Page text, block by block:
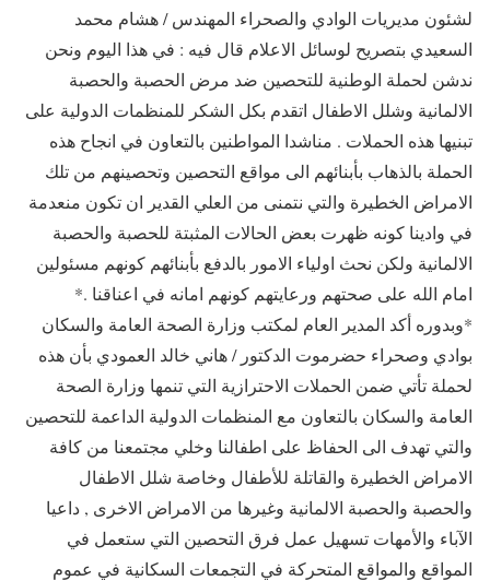
لشئون مديريات الوادي والصحراء المهندس / هشام محمد
السعيدي بتصريح لوسائل الاعلام قال فيه : في هذا اليوم ونحن
ندشن لحملة الوطنية للتحصين ضد مرض الحصبة والحصبة
الالمانية وشلل الاطفال اتقدم بكل الشكر للمنظمات الدولية على
تبنيها هذه الحملات . مناشدا المواطنين بالتعاون في انجاح هذه
الحملة بالذهاب بأبنائهم الى مواقع التحصين وتحصينهم من تلك
الامراض الخطيرة والتي نتمنى من العلي القدير ان تكون منعدمة
في وادينا كونه ظهرت بعض الحالات المثبتة للحصبة والحصبة
الالمانية ولكن نحث اولياء الامور بالدفع بأبنائهم كونهم مسئولين
امام الله على صحتهم ورعايتهم كونهم امانه في اعناقنا .*
*وبدوره أكد المدير العام لمكتب وزارة الصحة العامة والسكان
بوادي وصحراء حضرموت الدكتور / هاني خالد العمودي بأن هذه
لحملة تأتي ضمن الحملات الاحترازية التي تنمها وزارة الصحة
العامة والسكان بالتعاون مع المنظمات الدولية الداعمة للتحصين
والتي تهدف الى الحفاظ على اطفالنا وخلي مجتمعنا من كافة
الامراض الخطيرة والقاتلة للأطفال وخاصة شلل الاطفال
والحصبة والحصبة الالمانية وغيرها من الامراض الاخرى , داعيا
الآباء والأمهات تسهيل عمل فرق التحصين التي ستعمل في
المواقع والمواقع المتحركة في التجمعات السكانية في عموم